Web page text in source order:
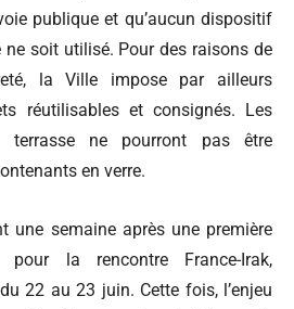
publique et qu’aucun dispositif
ne soit utilisé. Pour des raisons de
la Ville impose par ailleurs
réutilisables et consignés. Les
terrasse ne pourront pas être
en verre.
une semaine après une première
pour la rencontre France-Irak,
22 au 23 juin. Cette fois, l’enjeu